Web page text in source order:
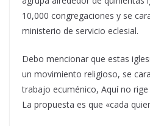
10,000 congregaciones y se
ministerio de servicio eclesial.
Debo mencionar que estas
un movimiento religioso, se
trabajo ecuménico, Aquí no rige
La propuesta es que «cada